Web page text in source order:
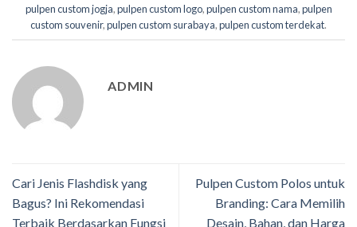
pulpen custom jogja,pulpen custom logo,pulpen custom nama,pulpen
custom souvenir,pulpen custom surabaya,pulpen custom terdekat.
ADMIN
Cari Jenis Flashdisk yang
Bagus? Ini Rekomendasi
Terbaik Berdasarkan Fungsi
Pulpen Custom Polos untuk
Branding: Cara Memilih
Desain, Bahan, dan Harga